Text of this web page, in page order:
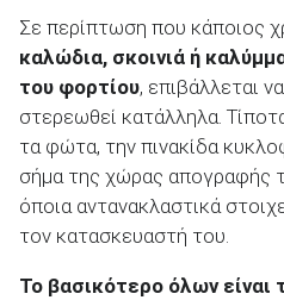
Σε περίπτωση που κάποιος
καλώδια, σκοινιά ή
του φορτίου, επιβάλλεται
στερεωθεί κατάλληλα.
τα φώτα, την πινακίδα
σήμα της χώρας απογραφής
όποια αντανακλαστικά
τον κατασκευαστή του.
Το βασικότερο όλων